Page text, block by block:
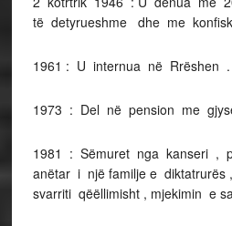
të detyrueshme dhe me
1961 : U internua në Rrëshen .
1973 : Del në pension me
1981 : Sëmuret nga kanseri ,
anëtar i një familje e
svarriti qëëllimisht , mjekimin e